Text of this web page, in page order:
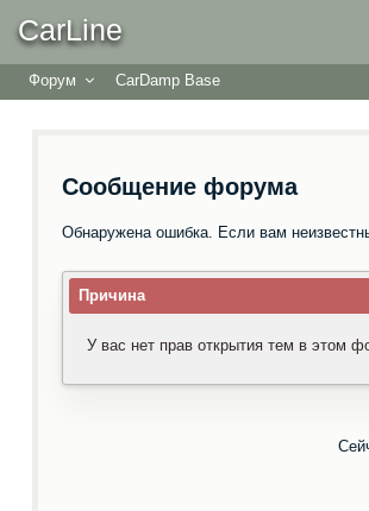
CarLine
Форум CarDamp Base
Сообщение форума
Обнаружена ошибка. Если вам
Причина
У вас нет прав открытия тем в этом